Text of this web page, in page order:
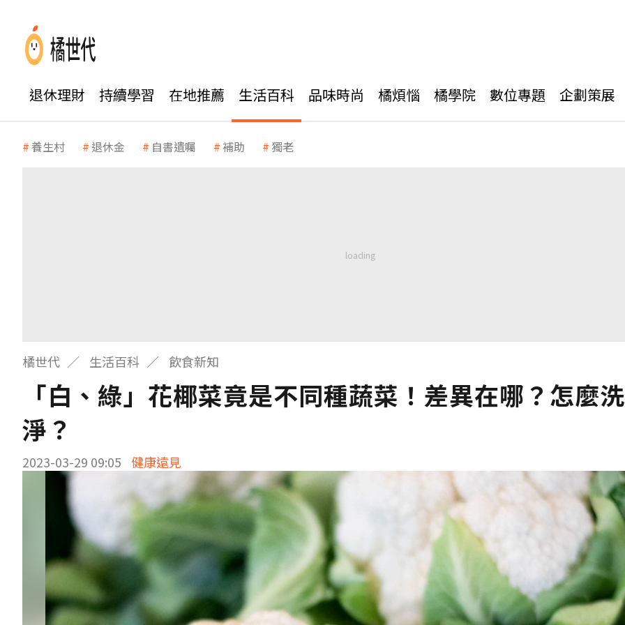
退休理財 持續學習 在地推薦 生活百科 品味時尚 橘煩惱 橘學院 數位專題 企劃策展
養生村 退休金 自書遺囑 補助 獨老
橘世代 生活百科 飲食新知
「白、綠」花椰菜竟是不同種蔬菜！差異在哪？怎麼
淨？
2023-03-29 09:05 健康遠見